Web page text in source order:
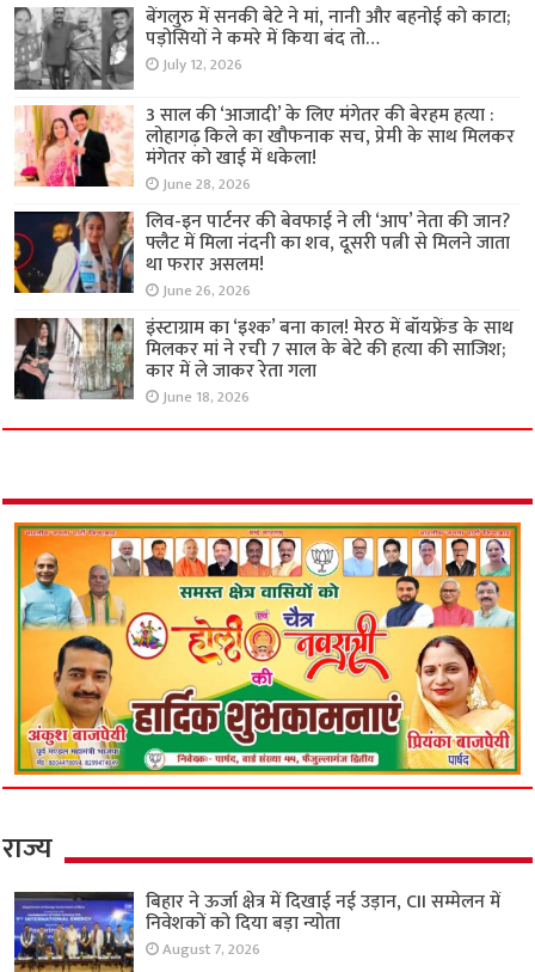
बेंगलुरु में सनकी बेटे ने मां, नानी और बहनोई को काटा;
पड़ोसियों ने कमरे में किया बंद तो…
July 12, 2026
3 साल की ‘आजादी’ के लिए मंगेतर की बेरहम हत्या :
लोहागढ़ किले का खौफनाक सच, प्रेमी के साथ मिलकर
मंगेतर को खाई में धकेला!
June 28, 2026
लिव-इन पार्टनर की बेवफाई ने ली ‘आप’ नेता की जान?
फ्लैट में मिला नंदनी का शव, दूसरी पत्नी से मिलने जाता
था फरार असलम!
June 26, 2026
इंस्टाग्राम का ‘इश्क’ बना काल! मेरठ में बॉयफ्रेंड के साथ
मिलकर मां ने रची 7 साल के बेटे की हत्या की साजिश;
कार में ले जाकर रेता गला
June 18, 2026
राज्य
बिहार ने ऊर्जा क्षेत्र में दिखाई नई उड़ान, CII सम्मेलन में
निवेशकों को दिया बड़ा न्योता
August 7, 2026